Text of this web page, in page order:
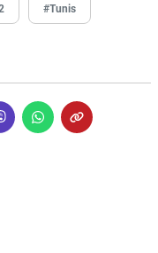
#Tunis